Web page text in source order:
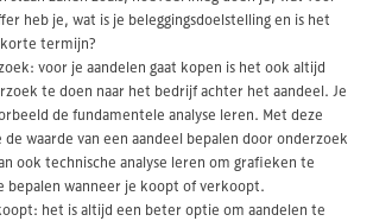
heb je, wat is je beleggingsdoelstelling en is het
termijn?
voor je aandelen gaat kopen is het ook altijd
te doen naar het bedrijf achter het aandeel. Je
de fundamentele analyse leren. Met deze
de waarde van een aandeel bepalen door onderzoek
ook technische analyse leren om grafieken te
bepalen wanneer je koopt of verkoopt.
het is altijd een beter optie om aandelen te